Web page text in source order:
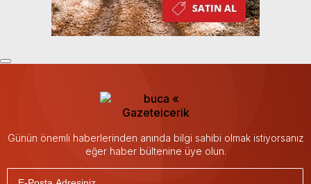
Günün önemli haberlerinden anında bilgi sahibi olmak istiyorsanız
eğer haber bültenine üye olun.